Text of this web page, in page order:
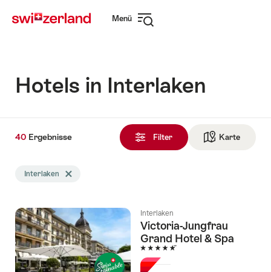
Menü
Hotels in Interlaken
Ergebnisse
Filter Karte
40 Ergebnisse
Suche
folgenden
Tags
gefiltert
Interlaken Tag Interlaken löschen
Interlaken
Victoria-Jungfrau
Grand Hotel & Spa
5 Sterne